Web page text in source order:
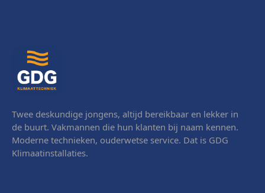
Twee deskundige jongens, altijd bereikbaar en lekker in
de buurt. Vakmannen die hun klanten bij naam kennen.
Moderne technieken, ouderwetse service. Dat is GDG
Klimaatinstallaties.